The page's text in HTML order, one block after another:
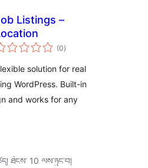
Listings –
(0གདེང་
འཇོག་
ཚང་།
)
solution for real
WordPress. Built-in
and works for any
ཐེངས་ 10 ལས་ཉུང་བ།